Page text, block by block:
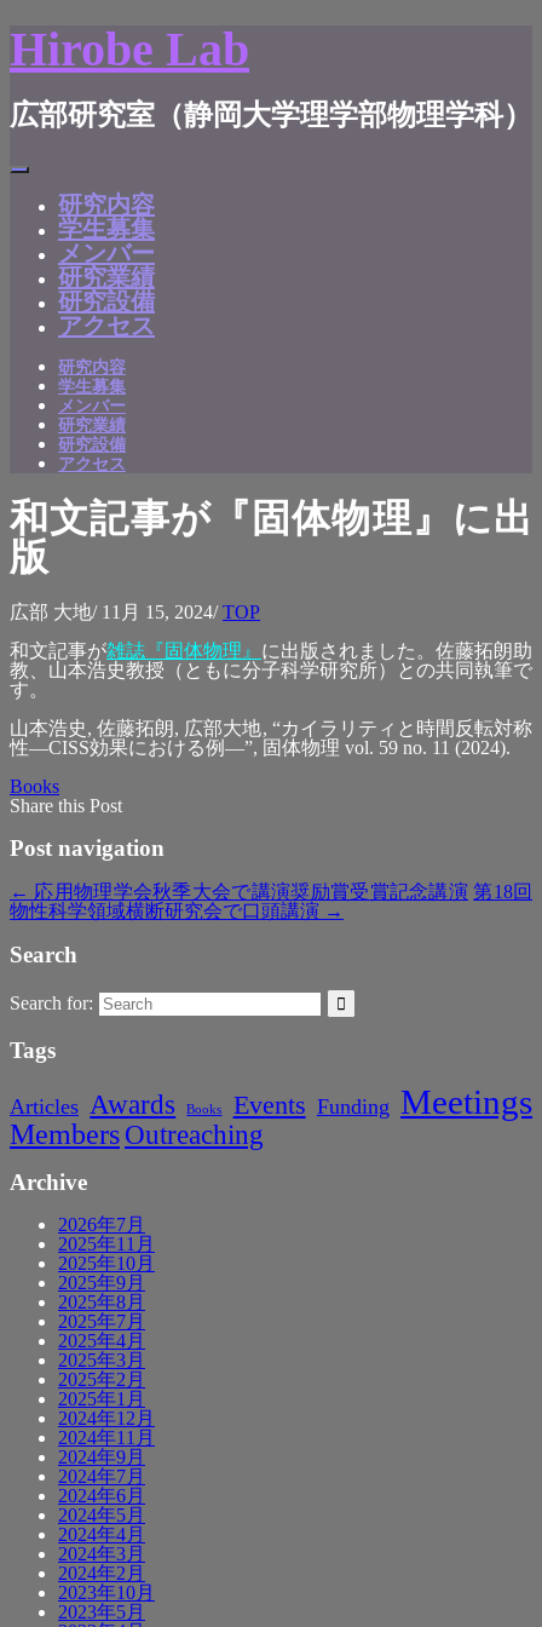
Hirobe Lab
広部研究室（静岡大学理学部物理学科）
研究内容
学生募集
メンバー
研究業績
研究設備
アクセス
研究内容
学生募集
メンバー
研究業績
研究設備
アクセス
和文記事が『固体物理』に出
版
広部 大地/ 11月 15, 2024/ TOP
和文記事が雑誌『固体物理』 に出版されました。佐藤拓朗助
教、山本浩史教授（ともに分子科学研究所）との共同執筆で
す。
山本浩史, 佐藤拓朗, 広部大地, “カイラリティと時間反転対称
性―CISS効果における例―”, 固体物理 vol. 59 no. 11 (2024).
Books
Share this Post
Post navigation
← 応用物理学会秋季大会で講演奨励賞受賞記念講演 第18回
物性科学領域横断研究会で口頭講演 →
Search
Search for:
Tags
Articles Awards Books Events Funding Meetings
Members Outreaching
Archive
2026年7月
2025年11月
2025年10月
2025年9月
2025年8月
2025年7月
2025年4月
2025年3月
2025年2月
2025年1月
2024年12月
2024年11月
2024年9月
2024年7月
2024年6月
2024年5月
2024年4月
2024年3月
2024年2月
2023年10月
2023年5月